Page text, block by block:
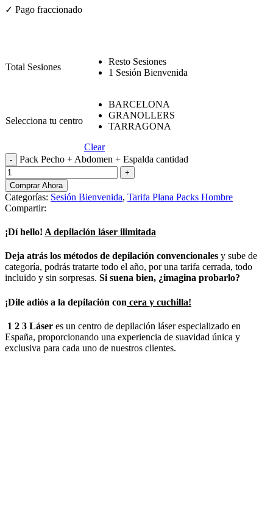
✓ Pago fraccionado
Total Sesiones
Resto Sesiones
1 Sesión Bienvenida
Selecciona tu centro
BARCELONA
GRANOLLERS
TARRAGONA
Clear
Pack Pecho + Abdomen + Espalda cantidad
Comprar Ahora
Categorías: Sesión Bienvenida, Tarifa Plana Packs Hombre
Compartir:
¡Dí hello! A depilación láser ilimitada
Deja atrás los métodos de depilación convencionales y sube de
categoría, podrás tratarte todo el año, por una tarifa cerrada, todo
incluido y sin sorpresas. Si suena bien, ¿imagina probarlo?
¡Dile adiós a la depilación con cera y cuchilla!
1 2 3 Láser es un centro de depilación láser especializado en
España, proporcionando una experiencia de suavidad única y
exclusiva para cada uno de nuestros clientes.